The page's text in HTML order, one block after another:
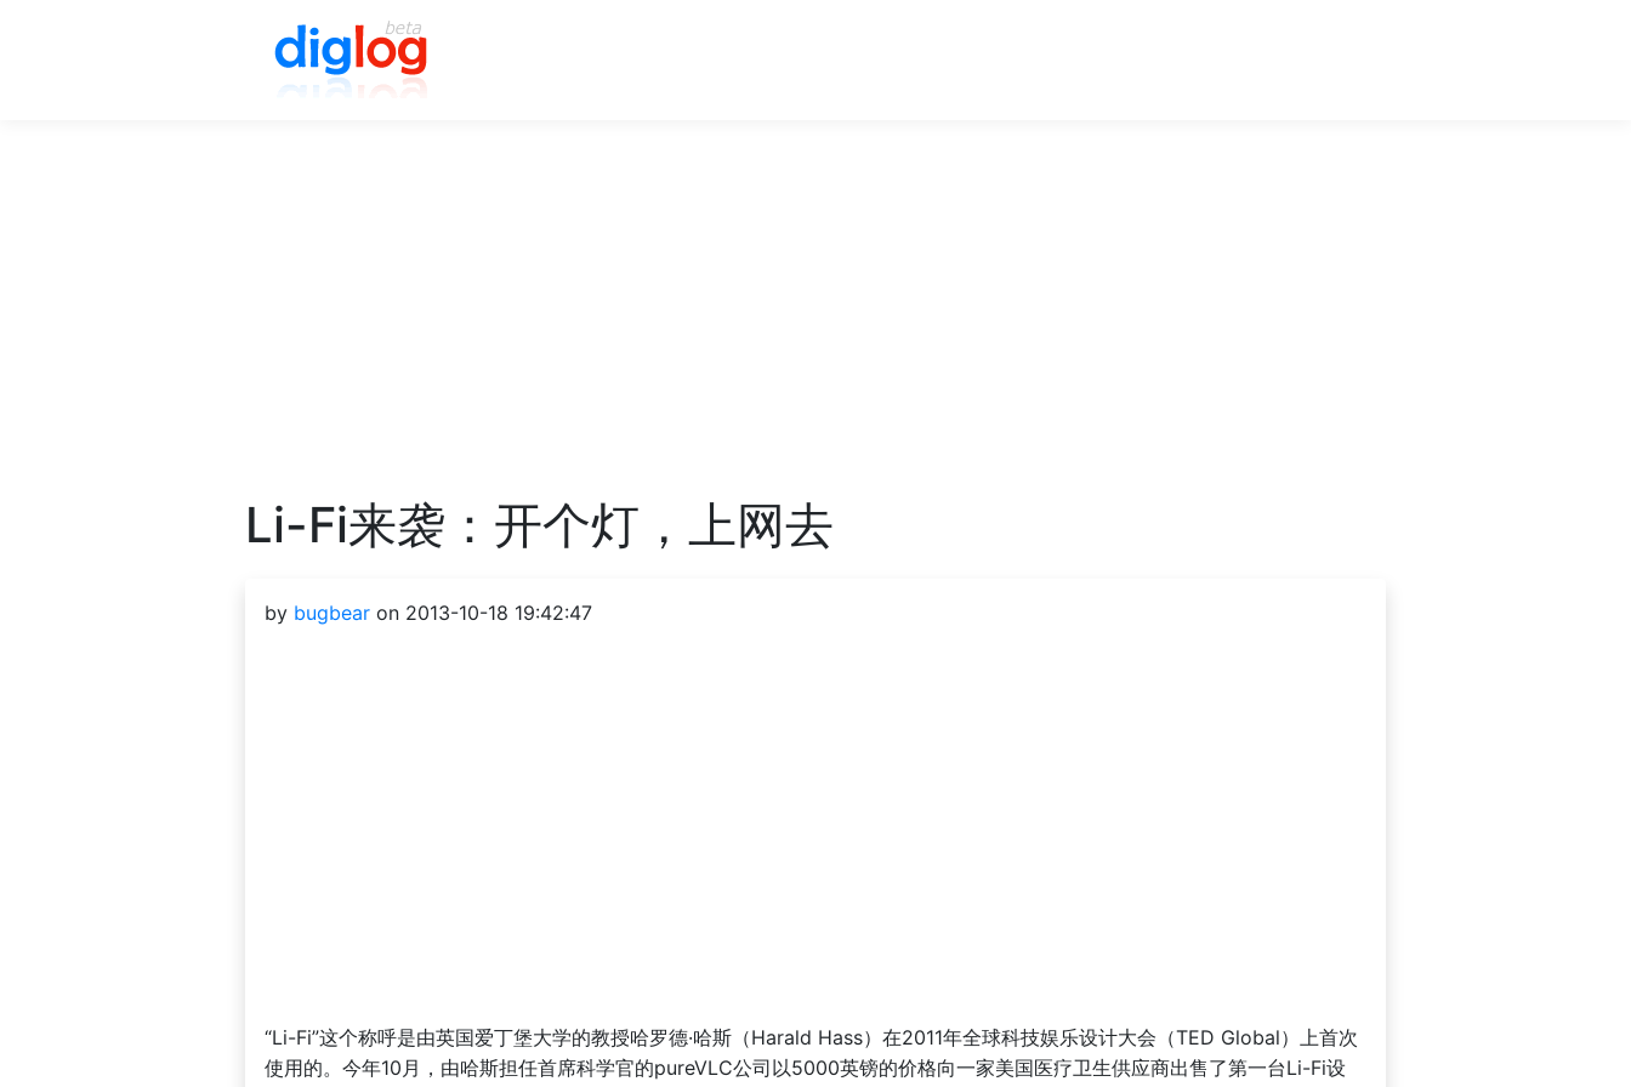
Li-Fi来袭：开个灯，上网去
by bugbear on 2013-10-18 19:42:47
“Li-Fi”这个称呼是由英国爱丁堡大学的教授哈罗德·哈斯（Harald Hass）在2011年全球科技娱乐设计大会（TED Global）上首次
使用的。今年10月，由哈斯担任首席科学官的pureVLC公司以5000英镑的价格向一家美国医疗卫生供应商出售了第一台Li-Fi设